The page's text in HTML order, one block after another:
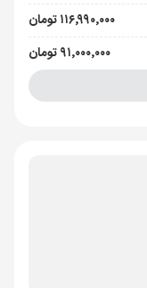
۱۱۶٬۹۹۰٬۰۰۰ تومان
۹۱٬۰۰۰٬۰۰۰ تومان